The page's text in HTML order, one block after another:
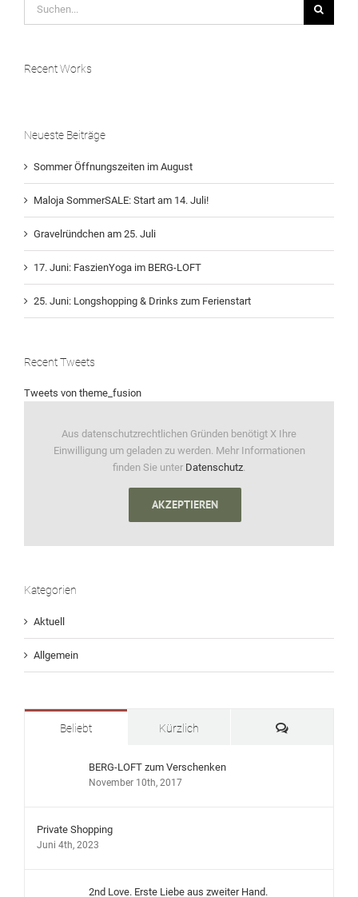
Recent Works
Neueste Beiträge
Sommer Öffnungszeiten im August
Maloja SommerSALE: Start am 14. Juli!
Gravelründchen am 25. Juli
17. Juni: FaszienYoga im BERG-LOFT
25. Juni: Longshopping & Drinks zum Ferienstart
Recent Tweets
Tweets von theme_fusion
Aus datenschutzrechtlichen Gründen benötigt X Ihre
Einwilligung um geladen zu werden. Mehr Informationen
finden Sie unter Datenschutz.
AKZEPTIEREN
Kategorien
Aktuell
Allgemein
Beliebt Kürzlich Kommentare
BERG-LOFT zum Verschenken
November 10th, 2017
Private Shopping
Juni 4th, 2023
2nd Love. Erste Liebe aus zweiter Hand.